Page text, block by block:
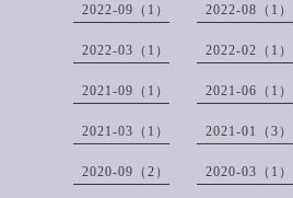
2022-09（1） 2022-08（1）
2022-03（1） 2022-02（1）
2021-09（1） 2021-06（1）
2021-03（1） 2021-01（3）
2020-09（2） 2020-03（1）